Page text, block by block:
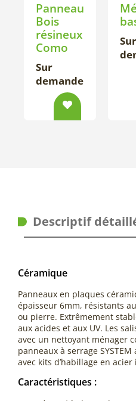
Panneau
Bois
résineux
Como
Sur
demande
Sur
Descriptif
Céramique
Panneaux en plaques
épaisseur 6mm, résistants
ou pierre. Extrêmement
aux acides et aux UV. Les
avec un nettoyant ménager
panneaux à serrage
avec kits d’habillage en
Caractéristiques :